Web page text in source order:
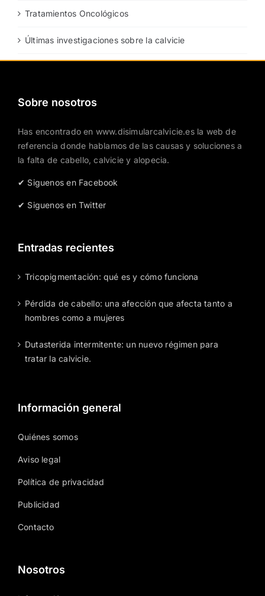
Tratamientos Oncológicos
Últimas investigaciones sobre la calvicie
Sobre nosotros
referencia donde hablamos de las causas y soluciones a
la falta de cabello, calvicie y alopecia.
✔ Siguenos en Facebook
✔ Siguenos en Twitter
Entradas recientes
Tricopigmentación: qué es y cómo funciona
Pérdida de cabello: una afección que afecta tanto a
hombres como a mujeres
Dutasterida intermitente: un nuevo régimen para
tratar la calvicie.
Información general
Quiénes somos
Aviso legal
Política de privacidad
Publicidad
Contacto
Nosotros